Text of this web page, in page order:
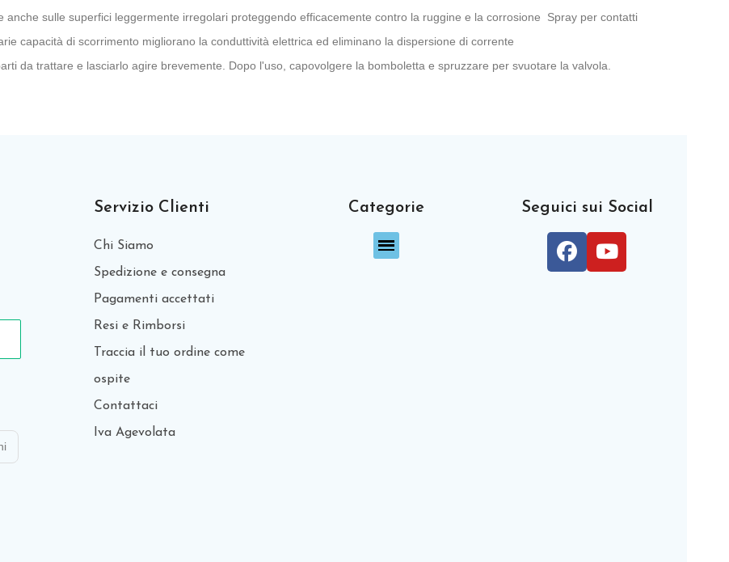
anche sulle superfici leggermente irregolari proteggendo efficacemente contro la ruggine e la corrosione Spray per contatti
capacità di scorrimento migliorano la conduttività elettrica ed eliminano la dispersione di corrente
da trattare e lasciarlo agire brevemente. Dopo l'uso, capovolgere la bomboletta e spruzzare per svuotare la valvola.
Servizio Clienti
Chi Siamo
Spedizione e consegna
Pagamenti accettati
Resi e Rimborsi
Traccia il tuo ordine come
ospite
Contattaci
Iva Agevolata
Categorie Seguici sui Social